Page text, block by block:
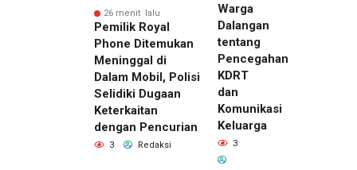
26 menit lalu
Pemilik Royal
Phone Ditemukan
Meninggal di
Dalam Mobil, Polisi
Selidiki Dugaan
Keterkaitan
dengan Pencurian
3 Redaksi
Warga
Dalangan
tentang
Pencegahan
KDRT
dan
Komunikasi
Keluarga
3